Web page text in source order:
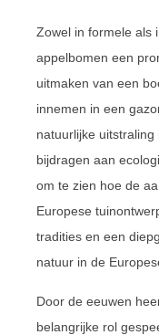
Zowel in formele als
appelbomen een
uitmaken van een
innemen in een
natuurlijke
bijdragen aan
om te zien hoe de
Europese
tradities en een
natuur in de
Door de eeuwen
belangrijke rol